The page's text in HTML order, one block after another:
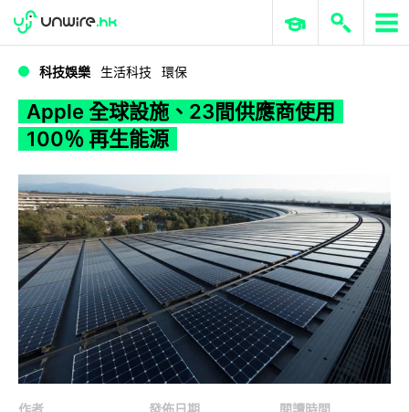
WWDC 2026 ERP 與商業 AI
科技娛樂 生活科技 環保
Apple 全球設施、23間供應商使用
100％ 再生能源